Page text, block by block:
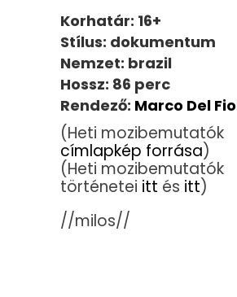
Korhatár: 16+
Stílus: dokumentum
Nemzet: brazil
Hossz: 86 perc
Rendező: Marco Del
(Heti mozibemutatók
címlapkép forrása)
(Heti mozibemutatók
történetei itt és itt)
//milos//